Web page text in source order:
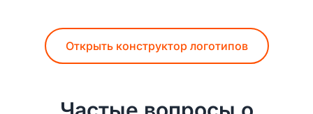
Открыть конструктор логотипов